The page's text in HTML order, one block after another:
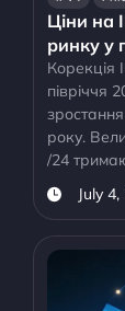
Ціни на
ринку у
Корекція
півріччя
року.
/24
July